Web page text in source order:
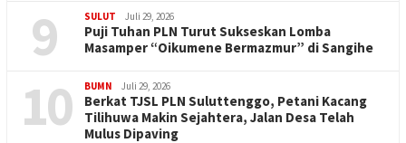
9 SULUT Juli 29, 2026
Puji Tuhan PLN Turut Sukseskan Lomba
Masamper “Oikumene Bermazmur” di Sangihe
10 BUMN Juli 29, 2026
Berkat TJSL PLN Suluttenggo, Petani Kacang
Tilihuwa Makin Sejahtera, Jalan Desa Telah
Mulus Dipaving